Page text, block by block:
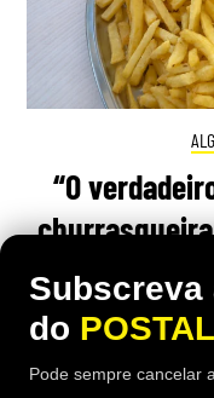
“O
churrasqueira
pode comer
Subscreva
do POSTAL
Pode sempre cancelar